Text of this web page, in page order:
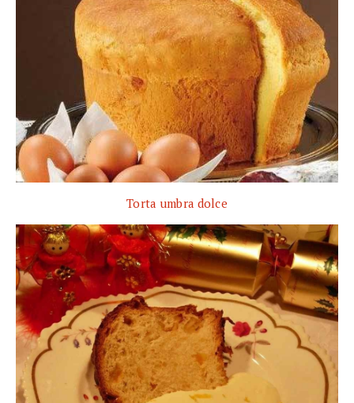
Torta umbra dolce